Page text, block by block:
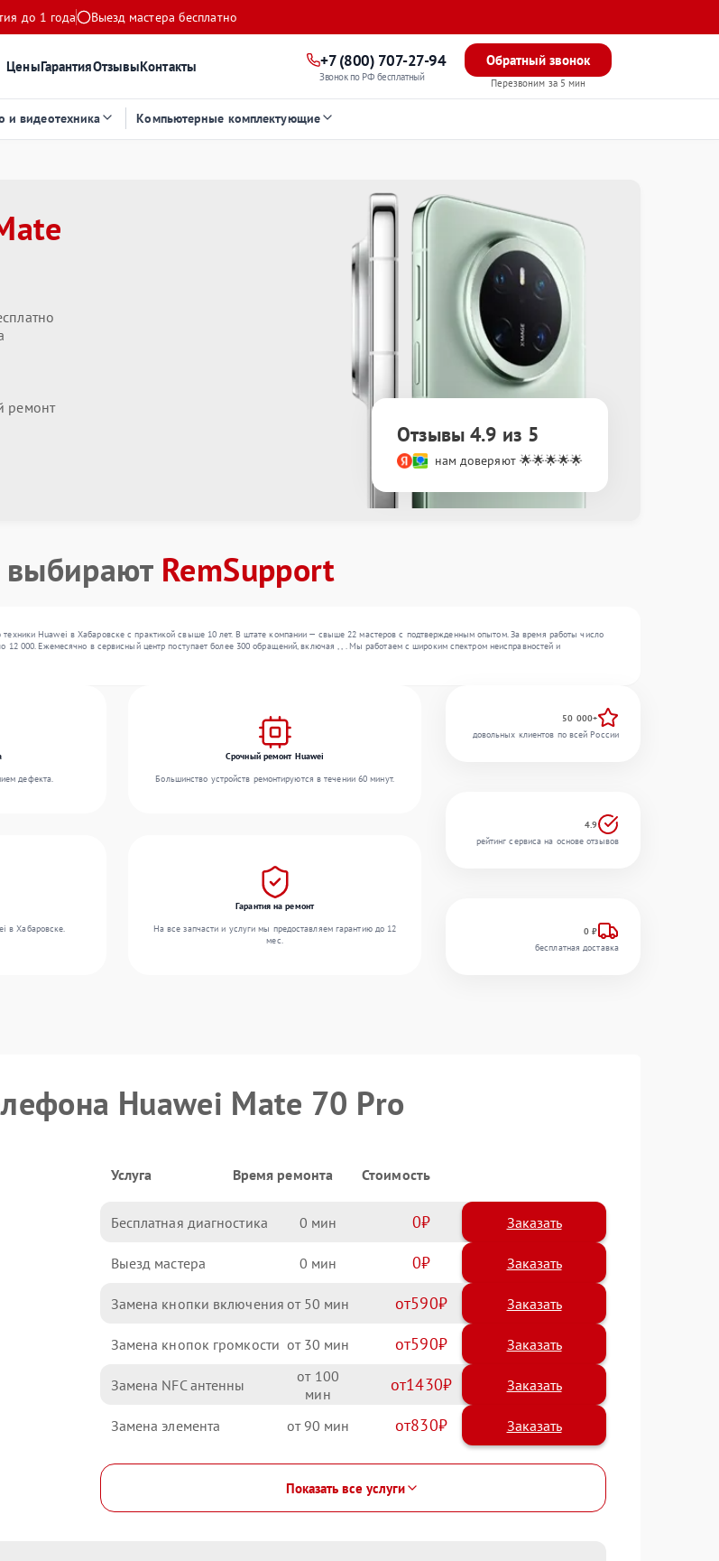
до 1 года Выезд мастера бесплатно
ЦеныГарантияОтзывыКонтакты +7 (800) 707-27-94
Звонок по РФ бесплатный
Обратный звонок
Перезвоним за 5 мин
и видеотехника Компьютерные комплектующие
ремонт
Отзывы 4.9 из 5
нам доверяют 🌟🌟🌟🌟🌟
RemSupport
Huawei в Хабаровске с практикой свыше 10 лет. В штате компании — свыше 22 мастеров с подтвержденным опытом. За время работы число
000. Ежемесячно в сервисный центр поступает более 300 обращений, включая , , . Мы работаем с широким спектром неисправностей и
дефекта.
Срочный ремонт Huawei
Большинство устройств ремонтируются в течении 60 минут.
в Хабаровске.
Гарантия на ремонт
На все запчасти и услуги мы предоставляем гарантию до 12
мес.
50 000+
довольных клиентов по всей России
4.9
рейтинг сервиса на основе отзывов
0 ₽
бесплатная доставка
Huawei Mate 70 Pro
Услуга Время ремонта Стоимость
Бесплатная диагностика 0 0 Заказать
Выезд мастера 0 0 Заказать
Замена кнопки включения 50 590
Замена кнопок громкости 30 590
Замена NFC антенны 100 1430
Замена элемента 90 830
Показать все услуги